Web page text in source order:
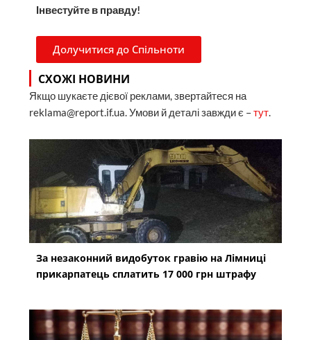
Інвестуйте в правду!
Долучитися до Спільноти
СХОЖІ НОВИНИ
Якщо шукаєте дієвої реклами, звертайтеся на
reklama@report.if.ua. Умови й деталі завжди є –тут.
За незаконний видобуток гравію на Лімниці
прикарпатець сплатить 17 000 грн штрафу